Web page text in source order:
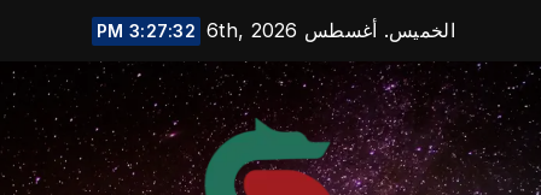
content
الخميس. أغسطس 6th, 2026 3:27:33 PM